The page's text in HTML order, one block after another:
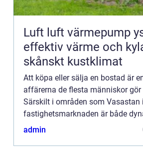
Luft luft värmepump
effektiv värme och
skånskt kustklimat
Att köpa eller sälja en bostad är
affärerna de flesta människor gör
Särskilt i områden som Vasastan
fastighetsmarknaden är både
admin